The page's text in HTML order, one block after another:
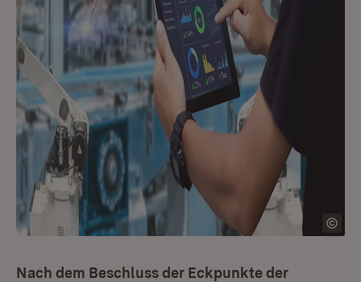
Nach dem Beschluss der Eckpunkte der